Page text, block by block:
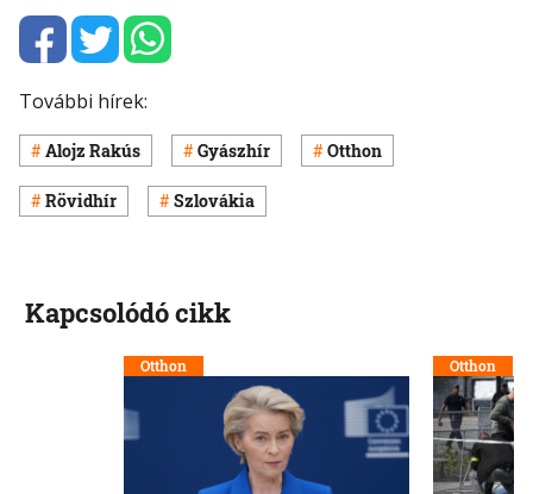
További hírek:
Alojz Rakús Gyászhír Otthon
Rövidhír Szlovákia
Kapcsolódó cikk
Otthon Otthon